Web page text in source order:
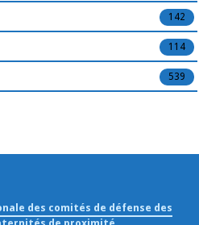
142
114
539
des comités de défense des